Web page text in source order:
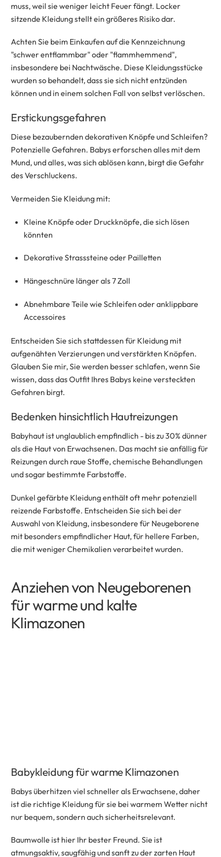
muss, weil sie weniger leicht Feuer fängt. Locker
sitzende Kleidung stellt ein größeres Risiko dar.
Achten Sie beim Einkaufen auf die Kennzeichnung
"schwer entflammbar" oder "flammhemmend",
insbesondere bei Nachtwäsche. Diese Kleidungsstücke
wurden so behandelt, dass sie sich nicht entzünden
können und in einem solchen Fall von selbst verlöschen.
Erstickungsgefahren
Diese bezaubernden dekorativen Knöpfe und Schleifen?
Potenzielle Gefahren. Babys erforschen alles mit dem
Mund, und alles, was sich ablösen kann, birgt die Gefahr
des Verschluckens.
Vermeiden Sie Kleidung mit:
Kleine Knöpfe oder Druckknöpfe, die sich lösen
könnten
Dekorative Strasssteine oder Pailletten
Hängeschnüre länger als 7 Zoll
Abnehmbare Teile wie Schleifen oder anklippbare
Accessoires
Entscheiden Sie sich stattdessen für Kleidung mit
aufgenähten Verzierungen und verstärkten Knöpfen.
Glauben Sie mir, Sie werden besser schlafen, wenn Sie
wissen, dass das Outfit Ihres Babys keine versteckten
Gefahren birgt.
Bedenken hinsichtlich Hautreizungen
Babyhaut ist unglaublich empfindlich - bis zu 30% dünner
als die Haut von Erwachsenen. Das macht sie anfällig für
Reizungen durch raue Stoffe, chemische Behandlungen
und sogar bestimmte Farbstoffe.
Dunkel gefärbte Kleidung enthält oft mehr potenziell
reizende Farbstoffe. Entscheiden Sie sich bei der
Auswahl von Kleidung, insbesondere für Neugeborene
mit besonders empfindlicher Haut, für hellere Farben,
die mit weniger Chemikalien verarbeitet wurden.
Anziehen von Neugeborenen
für warme und kalte
Klimazonen
Babykleidung für warme Klimazonen
Babys überhitzen viel schneller als Erwachsene, daher
ist die richtige Kleidung für sie bei warmem Wetter nicht
nur bequem, sondern auch sicherheitsrelevant.
Baumwolle ist hier Ihr bester Freund. Sie ist
atmungsaktiv, saugfähig und sanft zu der zarten Haut